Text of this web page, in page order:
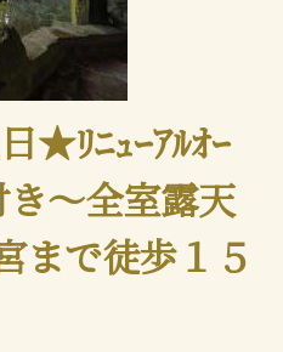
★ﾘﾆｭｰｱﾙｵｰ
～全室露天
まで徒歩１５